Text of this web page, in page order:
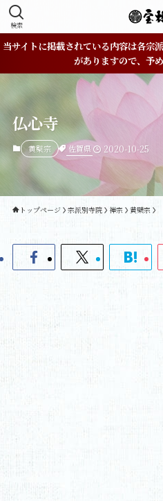
検索
当サイトに掲載されている内容は各宗
がありますので、予
仏心寺
黄檗宗 佐賀県 2020-10-25
トップページ 宗派別寺院 禅宗 黄檗宗